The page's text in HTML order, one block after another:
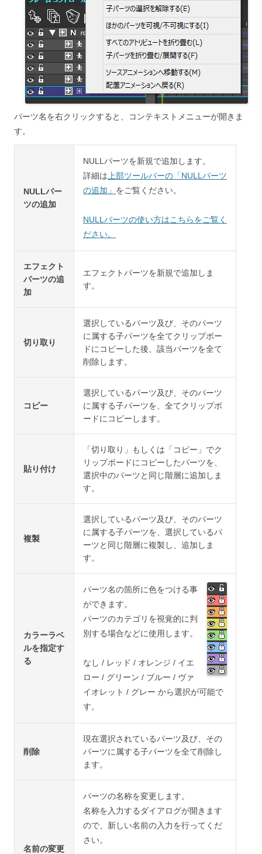
パーツ名を右クリックすると、コンテキストメニューが開きま
す。
NULLパー
ツの追加
NULLパーツを新規で追加します。
詳細は 上部ツールバーの「NULLパーツ
の追加」 をご覧ください。
NULLパーツの使い方はこちらをご覧く
ださい。
エフェクト
パーツの追
加
エフェクトパーツを新規で追加しま
す。
切り取り
選択しているパーツ及び、そのパーツ
に属する子パーツを全てクリップボー
ドにコピーした後、該当パーツを全て
削除します。
コピー
選択しているパーツ及び、そのパーツ
に属する子パーツを、全てクリップボ
ードにコピーします。
貼り付け
「切り取り」もしくは「コピー」でク
リップボードにコピーしたパーツを、
選択中のパーツと同じ階層に追加しま
す。
複製
選択しているパーツ及び、そのパーツ
に属する子パーツを、選択しているパ
ーツと同じ階層に複製し、追加しま
す。
カラーラベ
ルを指定す
る
パーツ名の箇所に色をつける事
ができます。
パーツのカテゴリを視覚的に判
別する場合などに使用します。
なし / レッド / オレンジ / イエ
ロー / グリーン / ブルー / ヴァ
イオレット / グレー から選択が可能で
す。
削除
現在選択されているパーツ及び、その
パーツに属する子パーツを全て削除し
ます。
名前の変更
パーツの名称を変更します。
名称を入力するダイアログが開きます
ので、新しい名前の入力を行ってくだ
さい。